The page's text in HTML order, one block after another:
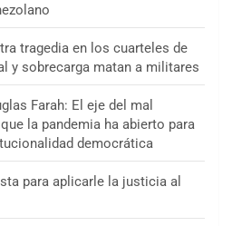
tragedia en los cuarteles de
y sobrecarga matan a militares
Farah: El eje del mal
la pandemia ha abierto para
democrática
para aplicarle la justicia al